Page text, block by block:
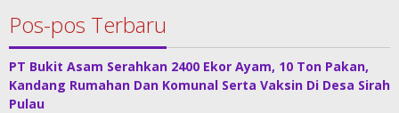
Pos-pos Terbaru
PT Bukit Asam Serahkan 2400 Ekor Ayam, 10 Ton Pakan,
Kandang Rumahan Dan Komunal Serta Vaksin Di Desa Sirah
Pulau